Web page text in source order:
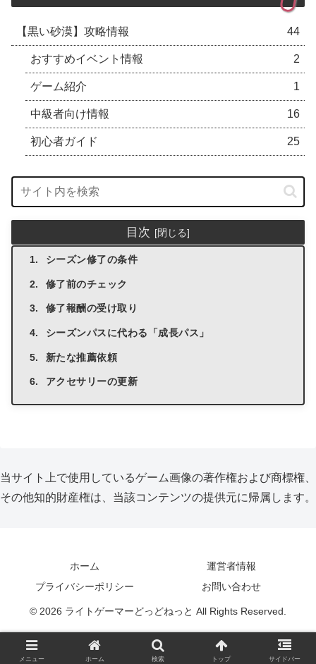
【黒い砂漠】攻略情報 44
おすすめイベント情報 2
ゲーム紹介 1
中級者向け情報 16
初心者ガイド 25
目次
シーズン修了の条件
修了前のチェック
修了報酬の受け取り
シーズンパスに代わる「成長パス」
新たな推薦依頼
アクセサリーの更新
当サイト上で使用しているゲーム画像の著作権および商標権、
その他知的財産権は、当該コンテンツの提供元に帰属します。
ホーム
運営者情報
プライバシーポリシー
お問い合わせ
© 2026 ライトゲーマーどっどねっと All Rights Reserved.
メニュー ホーム 検索 トップ サイドバー